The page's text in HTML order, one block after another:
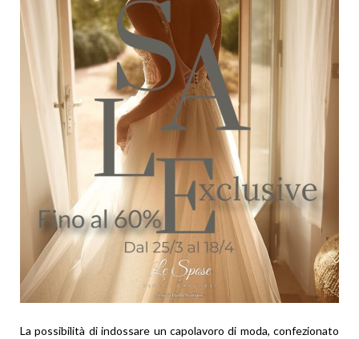
La possibilità di indossare un capolavoro di moda, confezionato